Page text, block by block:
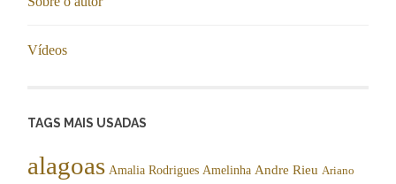
Vídeos
TAGS MAIS USADAS
alagoas Amalia Rodrigues Amelinha Andre Rieu Ariano